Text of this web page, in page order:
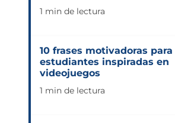
1 min de lectura
10 frases motivadoras para
estudiantes inspiradas en
videojuegos
1 min de lectura